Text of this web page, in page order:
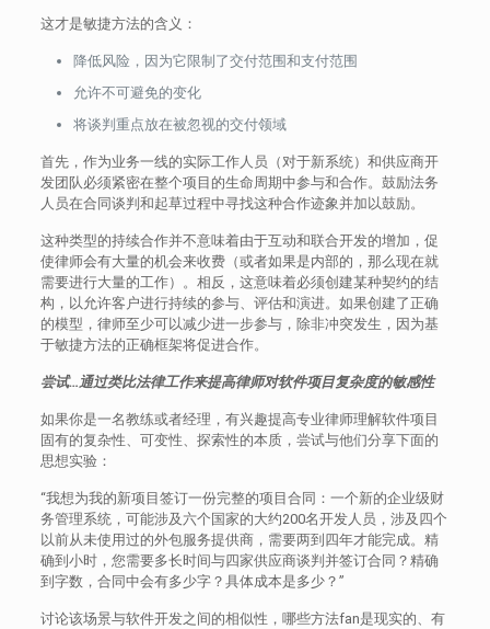
这才是敏捷方法的含义：
降低风险，因为它限制了交付范围和支付范围
允许不可避免的变化
将谈判重点放在被忽视的交付领域
首先，作为业务一线的实际工作人员（对于新系统）和供应商开
发团队必须紧密在整个项目的生命周期中参与和合作。鼓励法务
人员在合同谈判和起草过程中寻找这种合作迹象并加以鼓励。
这种类型的持续合作并不意味着由于互动和联合开发的增加，促
使律师会有大量的机会来收费（或者如果是内部的，那么现在就
需要进行大量的工作）。相反，这意味着必须创建某种契约的结
构，以允许客户进行持续的参与、评估和演进。如果创建了正确
的模型，律师至少可以减少进一步参与，除非冲突发生，因为基
于敏捷方法的正确框架将促进合作。
尝试…通过类比法律工作来提高律师对软件项目复杂度的敏感性
如果你是一名教练或者经理，有兴趣提高专业律师理解软件项目
固有的复杂性、可变性、探索性的本质，尝试与他们分享下面的
思想实验：
“我想为我的新项目签订一份完整的项目合同：一个新的企业级财
务管理系统，可能涉及六个国家的大约200名开发人员，涉及四个
以前从未使用过的外包服务提供商，需要两到四年才能完成。精
确到小时，您需要多长时间与四家供应商谈判并签订合同？精确
到字数，合同中会有多少字？具体成本是多少？”
讨论该场景与软件开发之间的相似性，哪些方法fan是现实的、有